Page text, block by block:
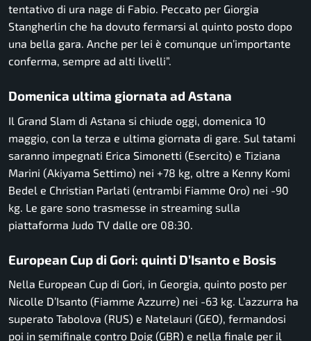
tentativo di ura nage di Fabio. Peccato per Giorgia
Stangherlin che ha dovuto fermarsi al quinto posto dopo
una bella gara. Anche per lei è comunque un’importante
conferma, sempre ad alti livelli”.
Domenica ultima giornata ad Astana
Il Grand Slam di Astana si chiude oggi, domenica 10
maggio, con la terza e ultima giornata di gare. Sul tatami
saranno impegnati Erica Simonetti (Esercito) e Tiziana
Marini (Akiyama Settimo) nei +78 kg, oltre a Kenny Komi
Bedel e Christian Parlati (entrambi Fiamme Oro) nei -90
kg. Le gare sono trasmesse in streaming sulla
piattaforma Judo TV dalle ore 08:30.
European Cup di Gori: quinti D’Isanto e Bosis
Nella European Cup di Gori, in Georgia, quinto posto per
Nicolle D’Isanto (Fiamme Azzurre) nei -63 kg. L’azzurra ha
superato Tabolova (RUS) e Natelauri (GEO), fermandosi
poi in semifinale contro Doig (GBR) e nella finale per il